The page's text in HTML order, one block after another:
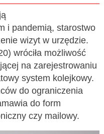
i pandemią, starostwo
wizyt w urzędzie.
wróciła możliwość
na zarejestrowaniu
system kolejkowy.
do ograniczenia
do form
czy mailowy.